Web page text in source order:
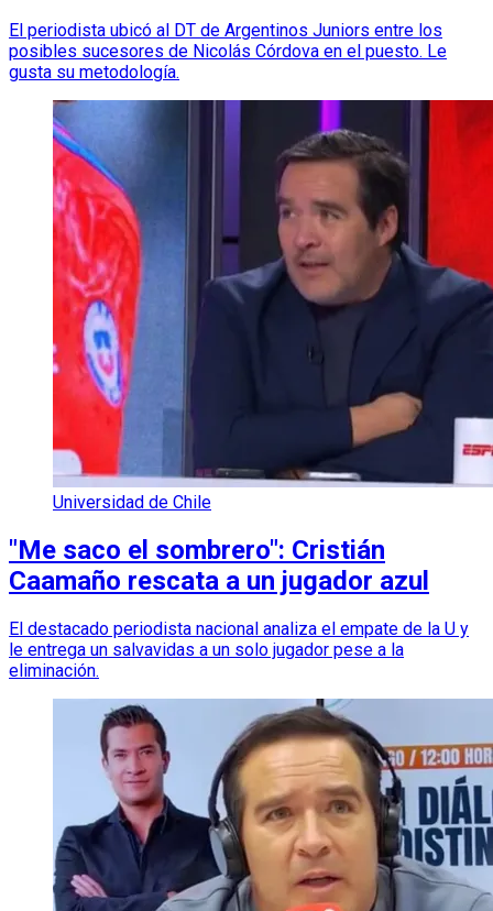
El periodista ubicó al DT de Argentinos Juniors entre los
posibles sucesores de Nicolás Córdova en el puesto. Le
gusta su metodología.
Universidad de Chile
"Me saco el sombrero": Cristián
Caamaño rescata a un jugador azul
El destacado periodista nacional analiza el empate de la U y
le entrega un salvavidas a un solo jugador pese a la
eliminación.